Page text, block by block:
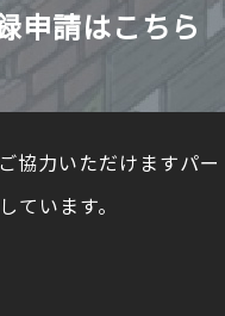
申請はこちら
協力いただけますパ
ています。